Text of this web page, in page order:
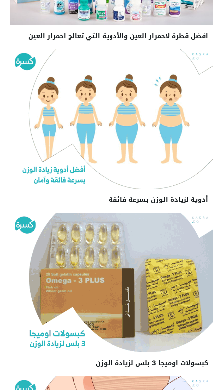
افضل قطرة لاحمرار العين والأدوية التي تعالج احمرار العين
أدوية لزيادة الوزن بسرعة فائقة
كبسولات اوميجا 3 بلس لزيادة الوزن